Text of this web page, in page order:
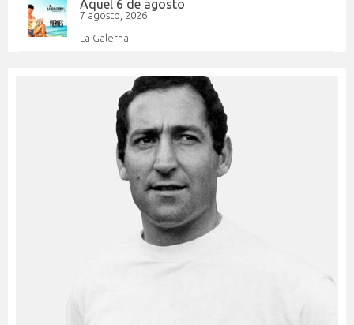
Aquel 6 de agosto
7 agosto, 2026
La Galerna